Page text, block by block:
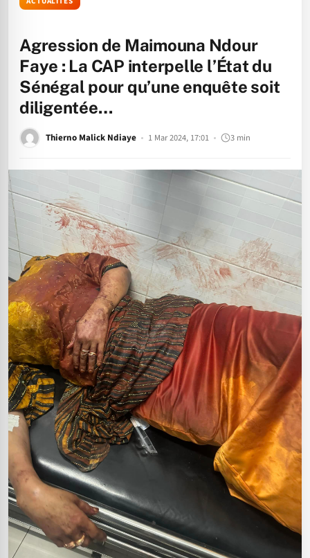
Agression de Maimouna Ndour
Faye : La CAP interpelle l’État du
Sénégal pour qu’une enquête soit
diligentée…
Thierno Malick Ndiaye 1 Mar 2024, 17:01 3 min